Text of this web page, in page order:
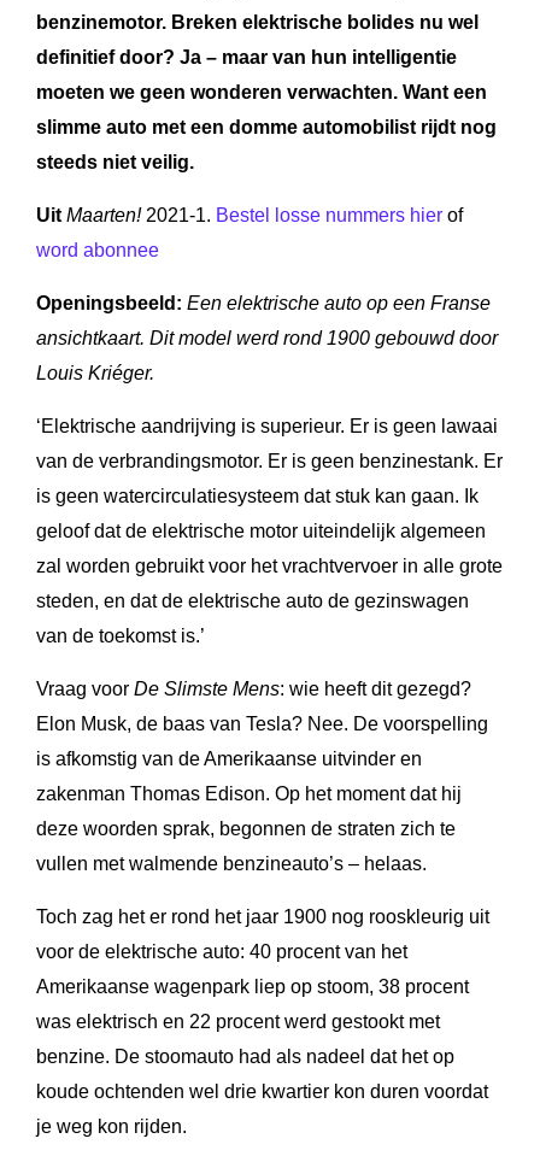
benzinemotor. Breken elektrische bolides nu wel
definitief door? Ja – maar van hun intelligentie
moeten we geen wonderen verwachten. Want een
slimme auto met een domme automobilist rijdt nog
steeds niet veilig.
Uit Maarten! 2021-1. Bestel losse nummers hier of
word abonnee
Openingsbeeld: Een elektrische auto op een Franse
ansichtkaart. Dit model werd rond 1900 gebouwd door
Louis Kriéger.
‘Elektrische aandrijving is superieur. Er is geen lawaai
van de verbrandingsmotor. Er is geen benzinestank. Er
is geen watercirculatiesysteem dat stuk kan gaan. Ik
geloof dat de elektrische motor uiteindelijk algemeen
zal worden gebruikt voor het vrachtvervoer in alle grote
steden, en dat de elektrische auto de gezinswagen
van de toekomst is.’
Vraag voor De Slimste Mens: wie heeft dit gezegd?
Elon Musk, de baas van Tesla? Nee. De voorspelling
is afkomstig van de Amerikaanse uitvinder en
zakenman Thomas Edison. Op het moment dat hij
deze woorden sprak, begonnen de straten zich te
vullen met walmende benzineauto’s – helaas.
Toch zag het er rond het jaar 1900 nog rooskleurig uit
voor de elektrische auto: 40 procent van het
Amerikaanse wagenpark liep op stoom, 38 procent
was elektrisch en 22 procent werd gestookt met
benzine. De stoomauto had als nadeel dat het op
koude ochtenden wel drie kwartier kon duren voordat
je weg kon rijden.